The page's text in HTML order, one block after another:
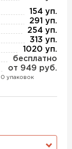
154 уп.
291 уп.
254 уп.
313 уп.
1020 уп.
бесплатно
от 949 руб.
0 упаковок